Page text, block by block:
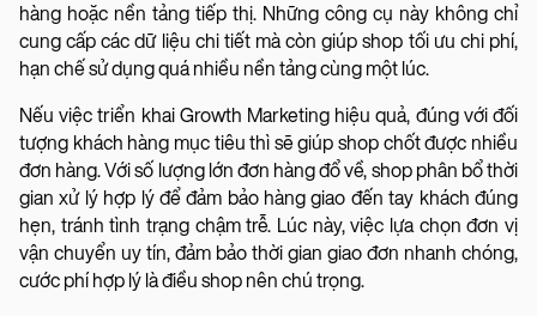
hàng hoặc nền tảng tiếp thị. Những công cụ này không chỉ
cung cấp các dữ liệu chi tiết mà còn giúp shop tối ưu chi phí,
hạn chế sử dụng quá nhiều nền tảng cùng một lúc.
Nếu việc triển khai Growth Marketing hiệu quả, đúng với đối
tượng khách hàng mục tiêu thì sẽ giúp shop chốt được nhiều
đơn hàng. Với số lượng lớn đơn hàng đổ về, shop phân bổ thời
gian xử lý hợp lý để đảm bảo hàng giao đến tay khách đúng
hẹn, tránh tình trạng chậm trễ. Lúc này, việc lựa chọn đơn vị
vận chuyển uy tín, đảm bảo thời gian giao đơn nhanh chóng,
cước phí hợp lý là điều shop nên chú trọng.